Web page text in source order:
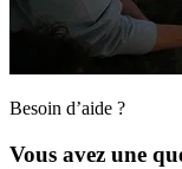
Besoin d’aide ?
Vous avez une